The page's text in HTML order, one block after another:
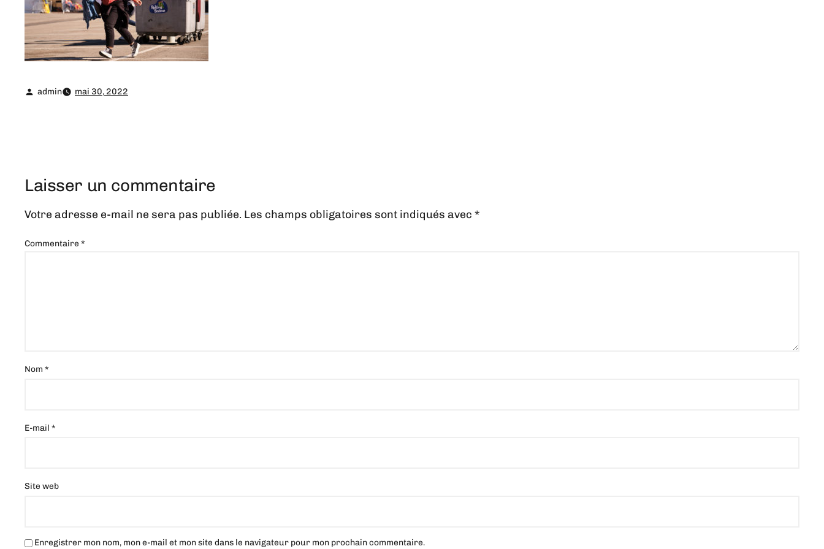
admin mai 30, 2022
Laisser un commentaire
Votre adresse e-mail ne sera pas publiée. Les champs obligatoires sont indiqués avec *
Commentaire *
Nom *
E-mail *
Site web
Enregistrer mon nom, mon e-mail et mon site dans le navigateur pour mon prochain commentaire.